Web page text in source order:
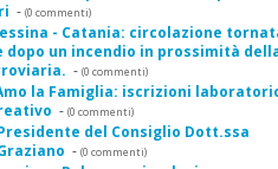
- (0 commenti)
- Catania: circolazione
dopo un incendio in prossimità
- (0 commenti)
la Famiglia: iscrizioni
- (0 commenti)
del Consiglio Dott.ssa
- (0 commenti)